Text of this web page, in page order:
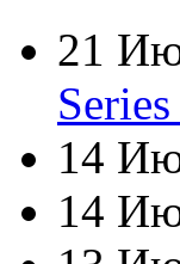
Dell
Dex
21
14
14